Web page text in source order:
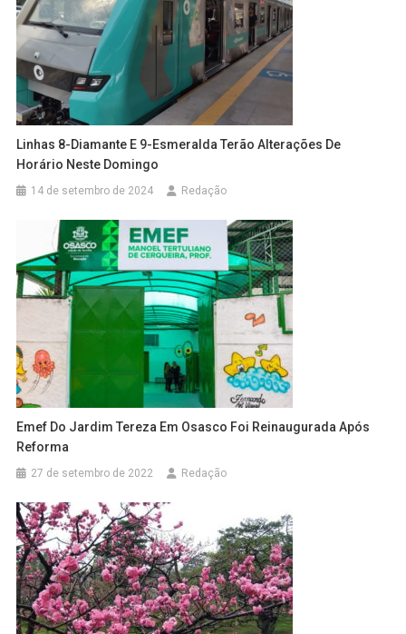
Linhas 8-Diamante E 9-Esmeralda Terão Alterações De
Horário Neste Domingo
14 de setembro de 2024 Redação
Emef Do Jardim Tereza Em Osasco Foi Reinaugurada Após
Reforma
27 de setembro de 2022 Redação